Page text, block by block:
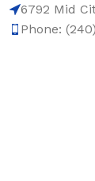
6792 Mid
Phone: